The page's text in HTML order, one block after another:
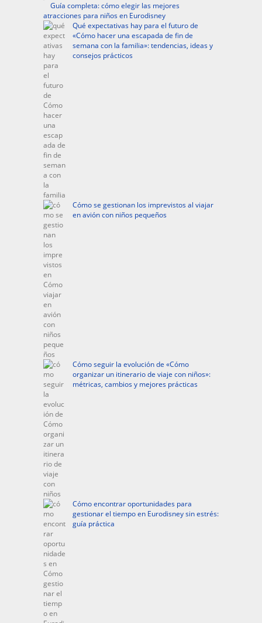
Guía completa: cómo elegir las mejores
atracciones para niños en Eurodisney
Qué expectativas hay para el futuro de
«Cómo hacer una escapada de fin de
semana con la familia»: tendencias, ideas y
consejos prácticos
Cómo se gestionan los imprevistos al viajar
en avión con niños pequeños
Cómo seguir la evolución de «Cómo
organizar un itinerario de viaje con niños»:
métricas, cambios y mejores prácticas
Cómo encontrar oportunidades para
gestionar el tiempo en Eurodisney sin estrés:
guía práctica